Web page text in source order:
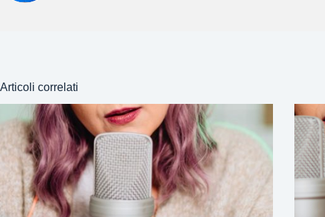
Articoli correlati